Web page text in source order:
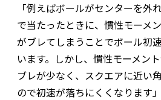
「例えばボールがセンターを外
で当たったときに、慣性モーメ
がブレてしまうことでボール初
います。しかし、慣性モーメン
ブレが少なく、スクエアに近い
ので初速が落ちにくくなります」